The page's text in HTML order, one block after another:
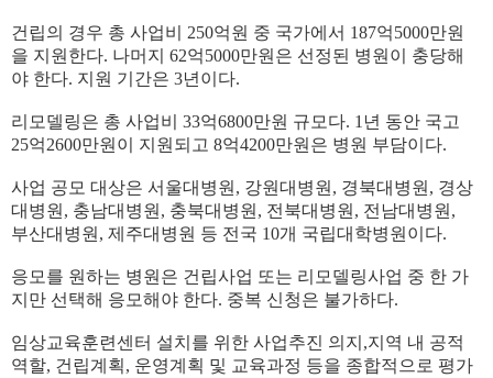
건립의 경우 총 사업비 250억원 중 국가에서 187억5000만원
을 지원한다. 나머지 62억5000만원은 선정된 병원이 충당해
야 한다. 지원 기간은 3년이다.
리모델링은 총 사업비 33억6800만원 규모다. 1 년 동안 국고
25억2600만원이 지원되고 8억4200만원은 병원 부담이다.
사업 공모 대상은 서울대병원 , 강원대병원 , 경북대병원 , 경상
대병원 , 충남대병원 , 충북대병원 , 전북대병원 , 전남대병원 ,
부산대병원 , 제주대병원 등 전국 10개 국립대학병원이다.
응모를 원하는 병원은 건립사업 또는 리모델링사업 중 한 가
지만 선택해 응모해야 한다. 중복 신청은 불가하다.
임상교육훈련센터 설치를 위한 사업추진 의지 ,지역 내 공적
역할, 건립계획, 운영계획 및 교육과정 등을 종합적으로 평가